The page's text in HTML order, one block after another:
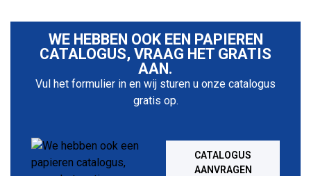
WE HEBBEN OOK EEN PAPIEREN
CATALOGUS, VRAAG HET GRATIS
AAN.
Vul het formulier in en wij sturen u onze catalogus
gratis op.
CATALOGUS
AANVRAGEN